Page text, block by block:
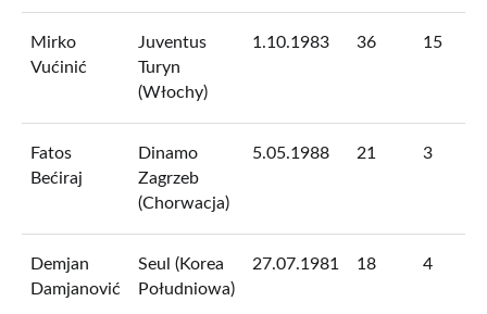
Mirko
Vućinić
Juventus
Turyn
(Włochy)
1.10.1983 36 15
Fatos
Bećiraj
Dinamo
Zagrzeb
(Chorwacja)
5.05.1988 21 3
Demjan
Damjanović
Seul (Korea
Południowa)
27.07.1981 18 4